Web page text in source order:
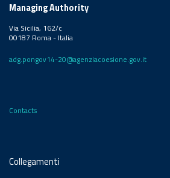
Managing Authority
Via Sicilia, 162/c
00187 Roma - Italia
adg.pongov14-20@agenziacoesione.gov.it
Contacts
Collegamenti